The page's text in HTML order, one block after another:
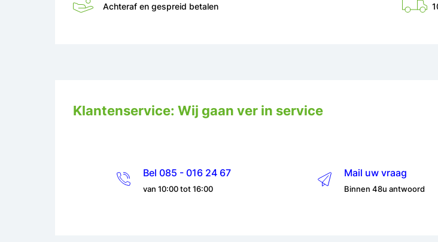
Achteraf en gespreid betalen
Klantenservice: Wij gaan ver in service
Bel 085 - 016 24 67
van 10:00 tot 16:00
Mail uw vraag
Binnen 48u antwoord